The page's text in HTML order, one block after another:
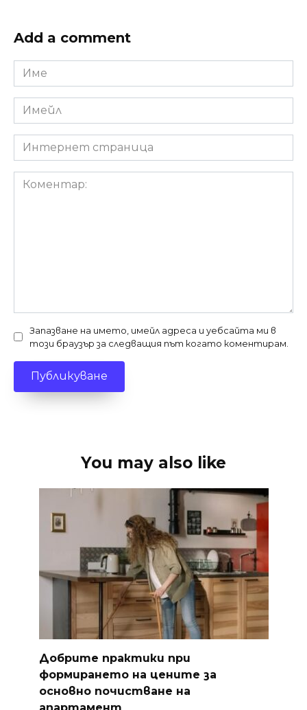
Add a comment
Име
*
Имейл
*
Интернет
страница
Коментар:
Запазване на името, имейл адреса и уебсайта ми в
този браузър за следващия път когато коментирам.
You may also like
Добрите практики при
формирането на цените за
основно почистване на